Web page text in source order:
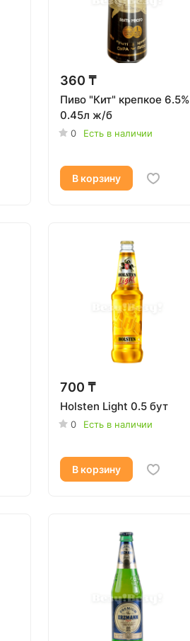
360 ₸
Пиво "Кит" крепкое 6.5%
0.45л ж/б
0 Есть в наличии
В корзину
700 ₸
Holsten Light 0.5 бут
0 Есть в наличии
В корзину